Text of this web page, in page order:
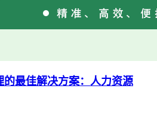
的最佳解决方案：人力资源